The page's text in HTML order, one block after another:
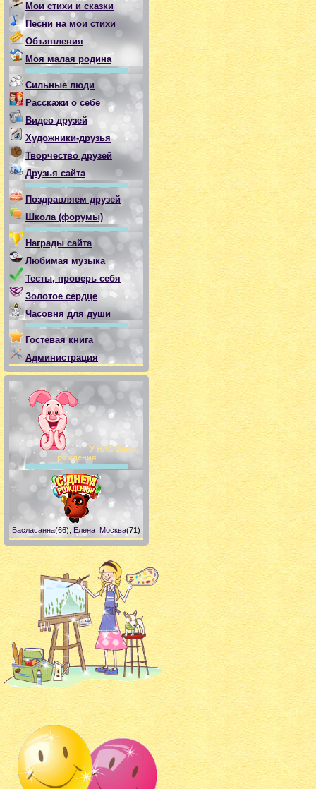
Мои стихи и сказки
Песни на мои стихи
Объявления
Моя малая родина
Сильные люди
Расскажи о себе
Видео друзей
Художники-друзья
Творчество друзей
Друзья сайта
Поздравляем друзей
Школа (форумы)
Награды сайта
Любимая музыка
Тесты, проверь себя
Золотое сердце
Часовня для души
Гостевая книга
Администрация
У НАС День
рождения
Басласанна(66) Елена_Москва(71)